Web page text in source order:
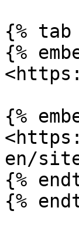
{% tab
{%
{%
en/
{%
{%